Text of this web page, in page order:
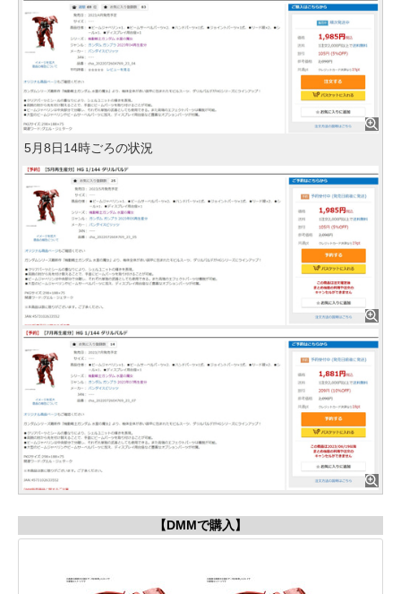
5月8日14時ごろの状況
【DMMで購入】